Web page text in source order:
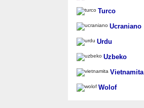
Turco
Ucraniano
Urdu
Uzbeko
Vietnamita
Wolof